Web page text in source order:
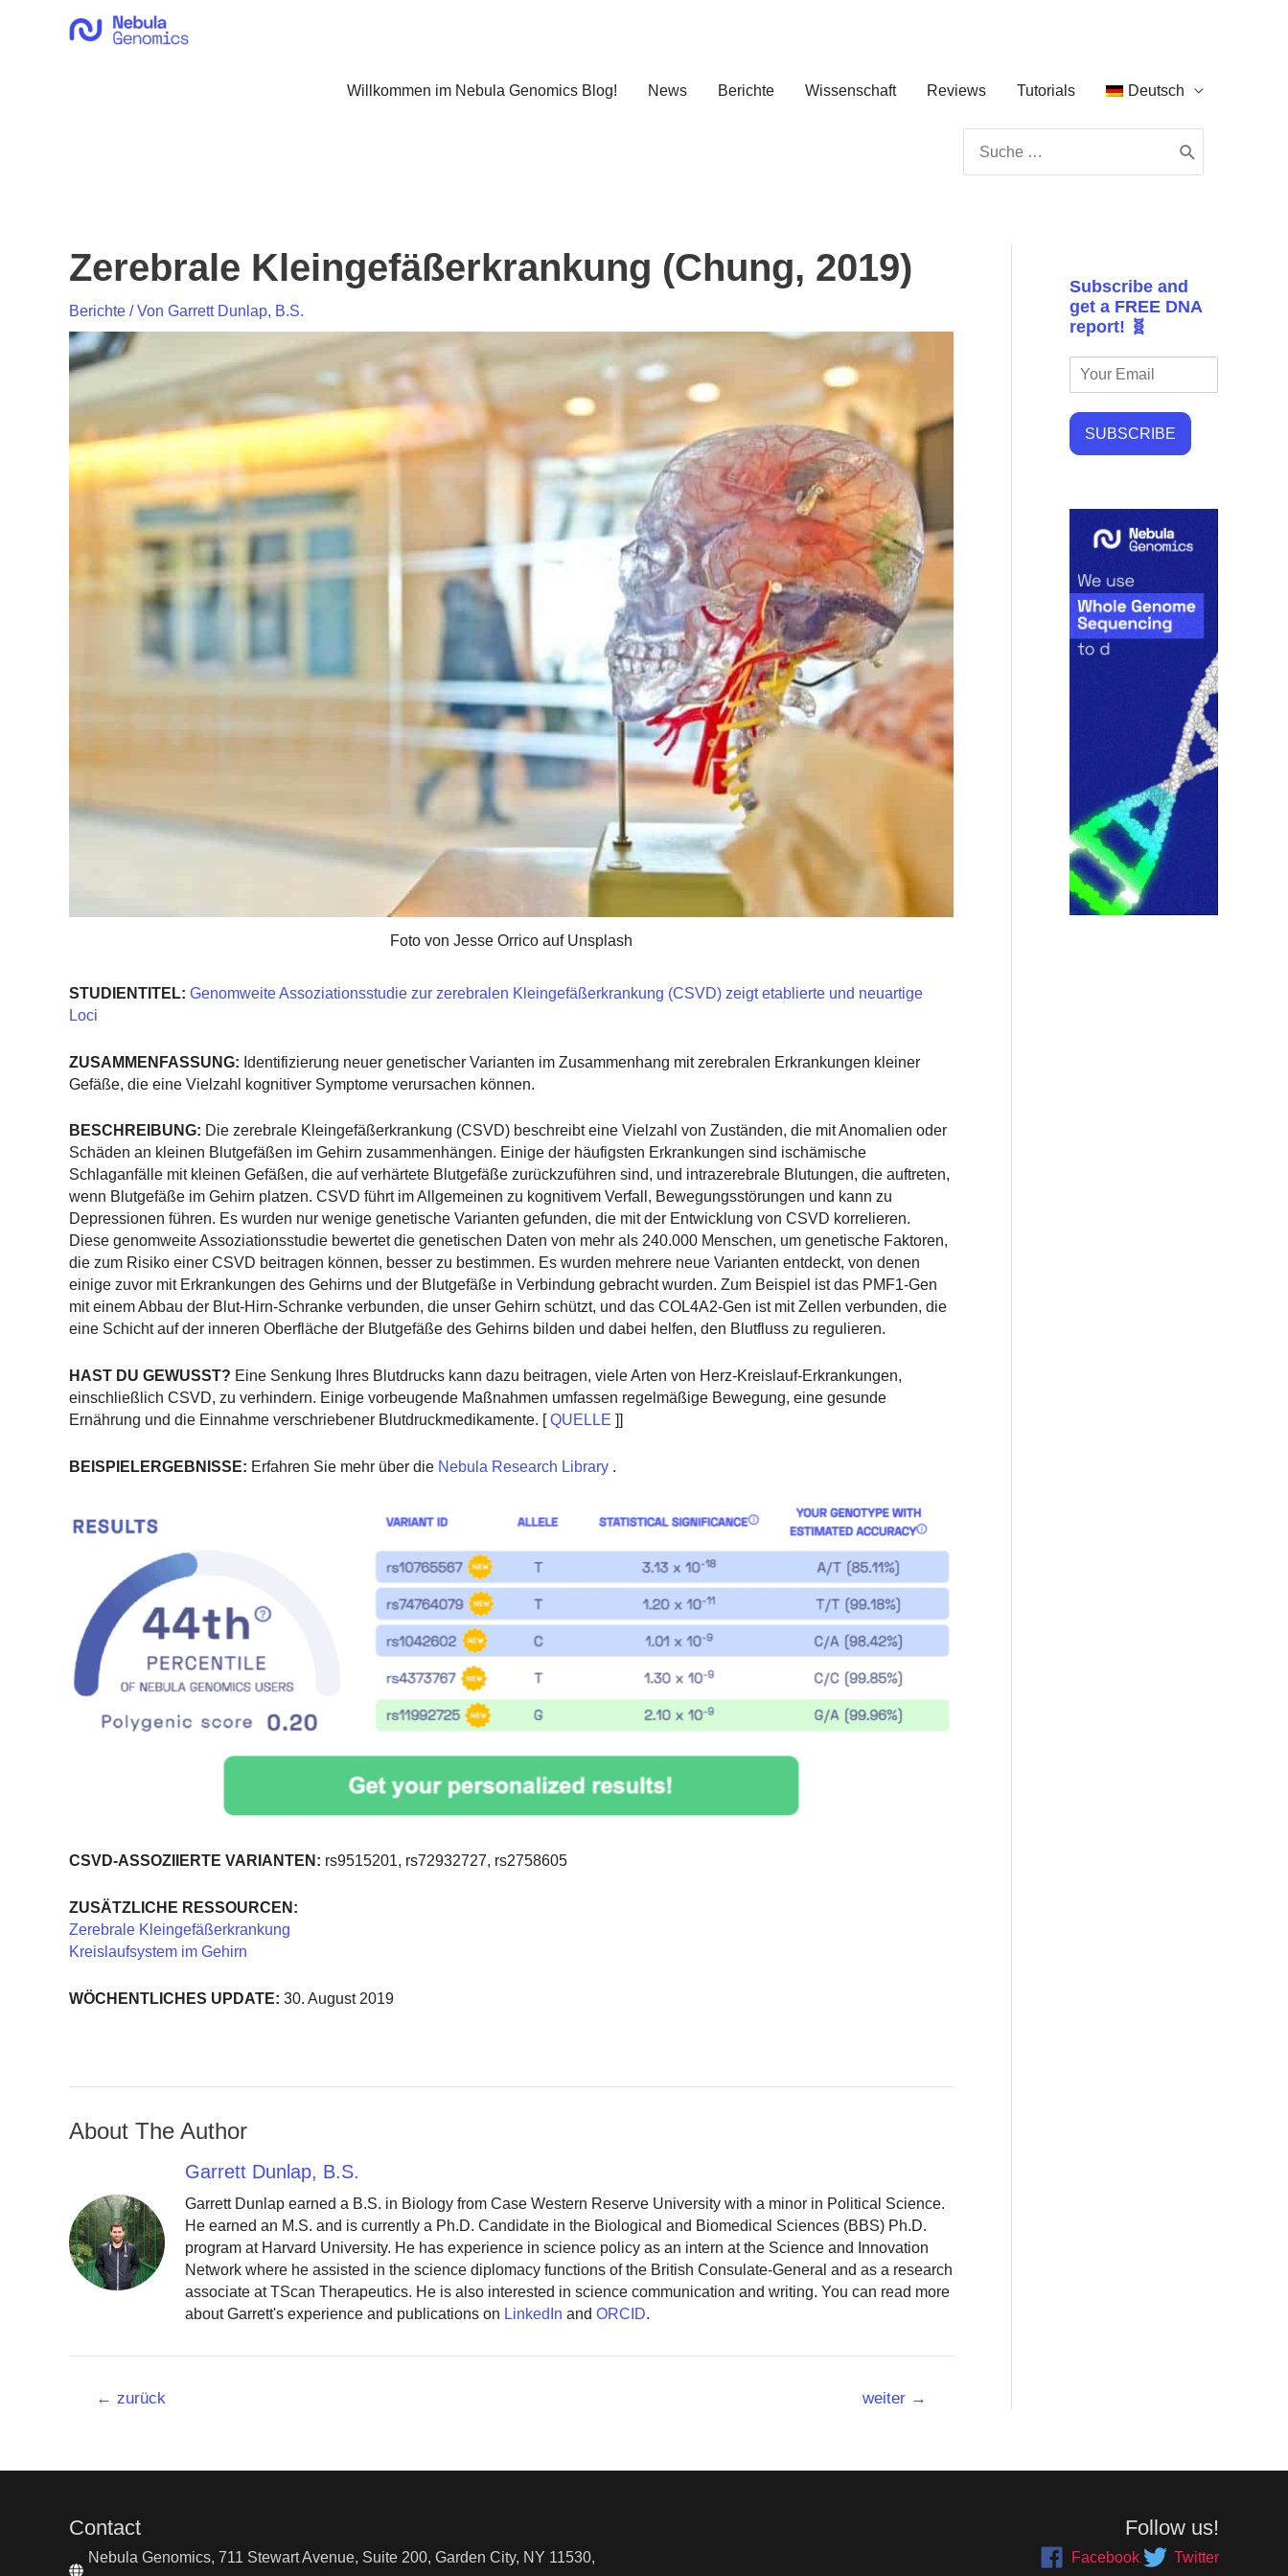
Willkommen im Nebula Genomics Blog! News Berichte Wissenschaft Reviews Tutorials Deutsch
for:
Zerebrale Kleingefäßerkrankung (Chung, 2019)
Berichte / Von Garrett Dunlap, B.S.
Foto von Jesse Orrico auf Unsplash
STUDIENTITEL: Genomweite Assoziationsstudie zur zerebralen Kleingefäßerkrankung (CSVD) zeigt etablierte und neuartige
Loci
ZUSAMMENFASSUNG: Identifizierung neuer genetischer Varianten im Zusammenhang mit zerebralen Erkrankungen kleiner
Gefäße, die eine Vielzahl kognitiver Symptome verursachen können.
BESCHREIBUNG: Die zerebrale Kleingefäßerkrankung (CSVD) beschreibt eine Vielzahl von Zuständen, die mit Anomalien oder
Schäden an kleinen Blutgefäßen im Gehirn zusammenhängen. Einige der häufigsten Erkrankungen sind ischämische
Schlaganfälle mit kleinen Gefäßen, die auf verhärtete Blutgefäße zurückzuführen sind, und intrazerebrale Blutungen, die auftreten,
wenn Blutgefäße im Gehirn platzen. CSVD führt im Allgemeinen zu kognitivem Verfall, Bewegungsstörungen und kann zu
Depressionen führen. Es wurden nur wenige genetische Varianten gefunden, die mit der Entwicklung von CSVD korrelieren.
Diese genomweite Assoziationsstudie bewertet die genetischen Daten von mehr als 240.000 Menschen, um genetische Faktoren,
die zum Risiko einer CSVD beitragen können, besser zu bestimmen. Es wurden mehrere neue Varianten entdeckt, von denen
einige zuvor mit Erkrankungen des Gehirns und der Blutgefäße in Verbindung gebracht wurden. Zum Beispiel ist das PMF1-Gen
mit einem Abbau der Blut-Hirn-Schranke verbunden, die unser Gehirn schützt, und das COL4A2-Gen ist mit Zellen verbunden, die
eine Schicht auf der inneren Oberfläche der Blutgefäße des Gehirns bilden und dabei helfen, den Blutfluss zu regulieren.
HAST DU GEWUSST? Eine Senkung Ihres Blutdrucks kann dazu beitragen, viele Arten von Herz-Kreislauf-Erkrankungen,
einschließlich CSVD, zu verhindern. Einige vorbeugende Maßnahmen umfassen regelmäßige Bewegung, eine gesunde
Ernährung und die Einnahme verschriebener Blutdruckmedikamente. [QUELLE ]]
BEISPIELERGEBNISSE: Erfahren Sie mehr über die Nebula Research Library .
CSVD-ASSOZIIERTE VARIANTEN: rs9515201, rs72932727, rs2758605
ZUSÄTZLICHE RESSOURCEN:
Zerebrale Kleingefäßerkrankung
Kreislaufsystem im Gehirn
WÖCHENTLICHES UPDATE: 30. August 2019
About The Author
Garrett Dunlap, B.S.
Garrett Dunlap earned a B.S. in Biology from Case Western Reserve University with a minor in Political Science.
He earned an M.S. and is currently a Ph.D. Candidate in the Biological and Biomedical Sciences (BBS) Ph.D.
program at Harvard University. He has experience in science policy as an intern at the Science and Innovation
Network where he assisted in the science diplomacy functions of the British Consulate-General and as a research
associate at TScan Therapeutics. He is also interested in science communication and writing. You can read more
about Garrett's experience and publications on LinkedIn andORCID.
Beitrags-
← zurück weiter →
Subscribe and
get a FREE DNA
report! 🧬
SUBSCRIBE
Contact
Nebula Genomics, 711 Stewart Avenue, Suite 200, Garden City, NY 11530,
Follow us!
Facebook Twitter